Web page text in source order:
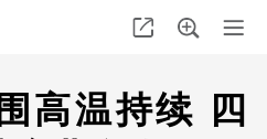
高温持续 四